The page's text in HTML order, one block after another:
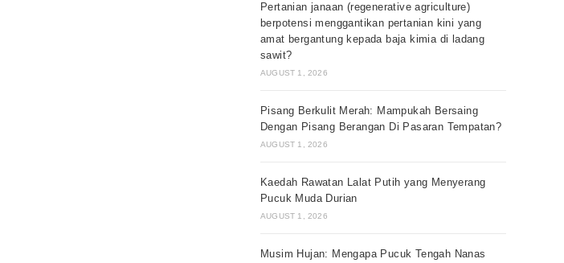
Pertanian janaan (regenerative agriculture)
berpotensi menggantikan pertanian kini yang
amat bergantung kepada baja kimia di ladang
sawit?
AUGUST 1, 2026
Pisang Berkulit Merah: Mampukah Bersaing
Dengan Pisang Berangan Di Pasaran Tempatan?
AUGUST 1, 2026
Kaedah Rawatan Lalat Putih yang Menyerang
Pucuk Muda Durian
AUGUST 1, 2026
Musim Hujan: Mengapa Pucuk Tengah Nanas